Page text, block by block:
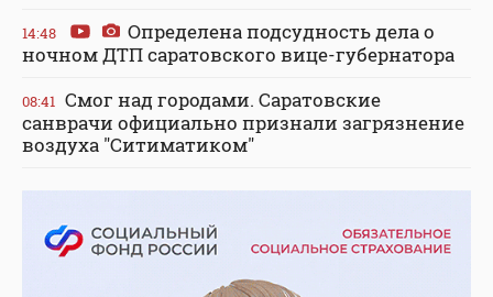
14:48
Определена подсудность дела о
ночном ДТП саратовского вице-губернатора
08:41 Смог над городами. Саратовские
санврачи официально признали загрязнение
воздуха "Ситиматиком"